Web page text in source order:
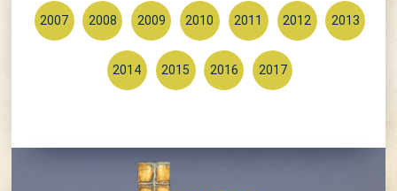
2007 2008 2009 2010 2011 2012 2013
2014 2015 2016 2017